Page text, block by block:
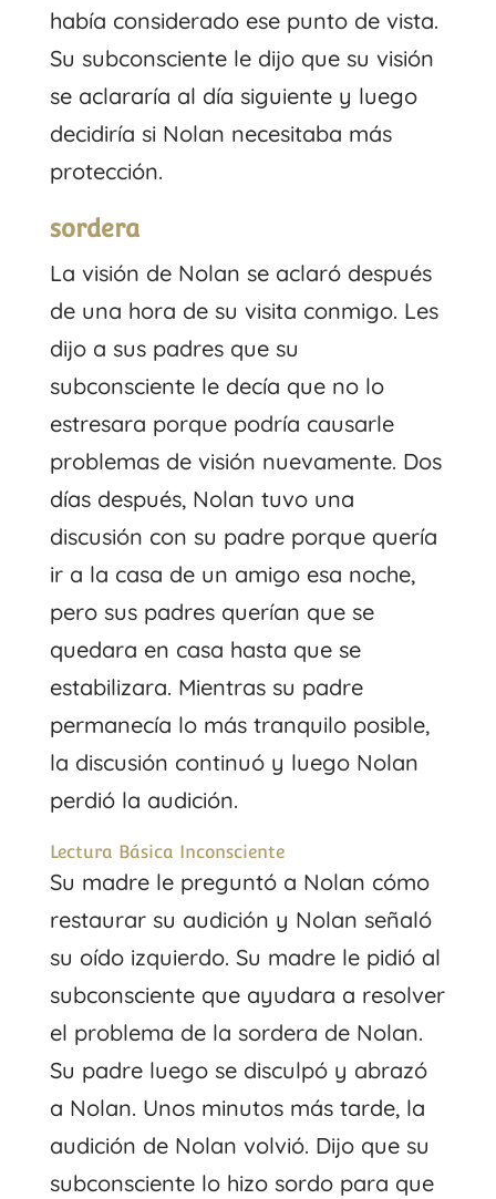
había considerado ese punto de vista.
Su subconsciente le dijo que su visión
se aclararía al día siguiente y luego
decidiría si Nolan necesitaba más
protección.
sordera
La visión de Nolan se aclaró después
de una hora de su visita conmigo. Les
dijo a sus padres que su
subconsciente le decía que no lo
estresara porque podría causarle
problemas de visión nuevamente. Dos
días después, Nolan tuvo una
discusión con su padre porque quería
ir a la casa de un amigo esa noche,
pero sus padres querían que se
quedara en casa hasta que se
estabilizara. Mientras su padre
permanecía lo más tranquilo posible,
la discusión continuó y luego Nolan
perdió la audición.
Lectura Básica Inconsciente
Su madre le preguntó a Nolan cómo
restaurar su audición y Nolan señaló
su oído izquierdo. Su madre le pidió al
subconsciente que ayudara a resolver
el problema de la sordera de Nolan.
Su padre luego se disculpó y abrazó
a Nolan. Unos minutos más tarde, la
audición de Nolan volvió. Dijo que su
subconsciente lo hizo sordo para que